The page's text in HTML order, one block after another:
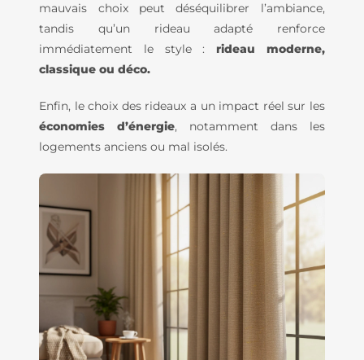
mauvais choix peut déséquilibrer l’ambiance,
tandis qu’un rideau adapté renforce
immédiatement le style : rideau moderne,
classique ou déco.
Enfin, le choix des rideaux a un impact réel sur les
économies d’énergie, notamment dans les
logements anciens ou mal isolés.